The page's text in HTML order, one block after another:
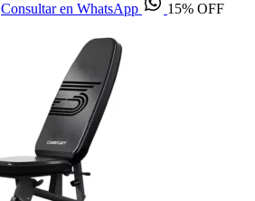
Consultar en WhatsApp 15% OFF